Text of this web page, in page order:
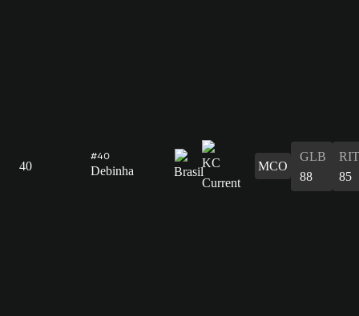
40
#40
Debinha MCO
GLB
88
RIT
85